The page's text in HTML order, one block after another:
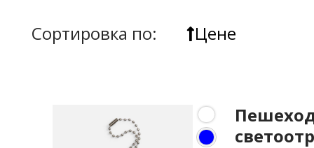
Сортировка по: Цене